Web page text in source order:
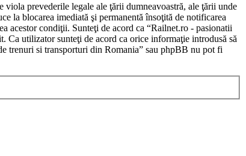
viola prevederile legale ale ţării dumneavoastră, ale ţării unde
la blocarea imediată şi permanentă însoţită de notificarea
acestor condiţii. Sunteţi de acord ca “Railnet.ro - pasionatii
Ca utilizator sunteţi de acord ca orice informaţie introdusă să
trenuri si transporturi din Romania” sau phpBB nu pot fi